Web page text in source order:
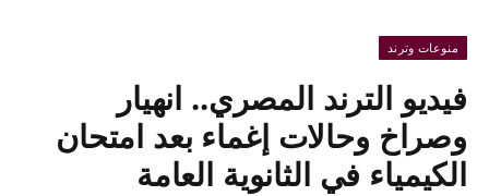
منوعات وترند
فيديو الترند المصري.. انهيار
وصراخ وحالات إغماء بعد امتحان
الكيمياء في الثانوية العامة